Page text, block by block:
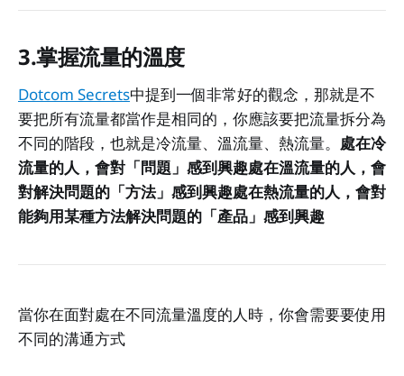
3.掌握流量的溫度
Dotcom Secrets中提到一個非常好的觀念，那就是不
要把所有流量都當作是相同的，你應該要把流量拆分為
不同的階段，也就是冷流量、溫流量、熱流量。 處在冷
流量的人，會對「問題」感到興趣處在溫流量的人，會
對解決問題的「方法」感到興趣處在熱流量的人，會對
能夠用某種方法解決問題的「產品」感到興趣
當你在面對處在不同流量溫度的人時，你會需要要使用
不同的溝通方式